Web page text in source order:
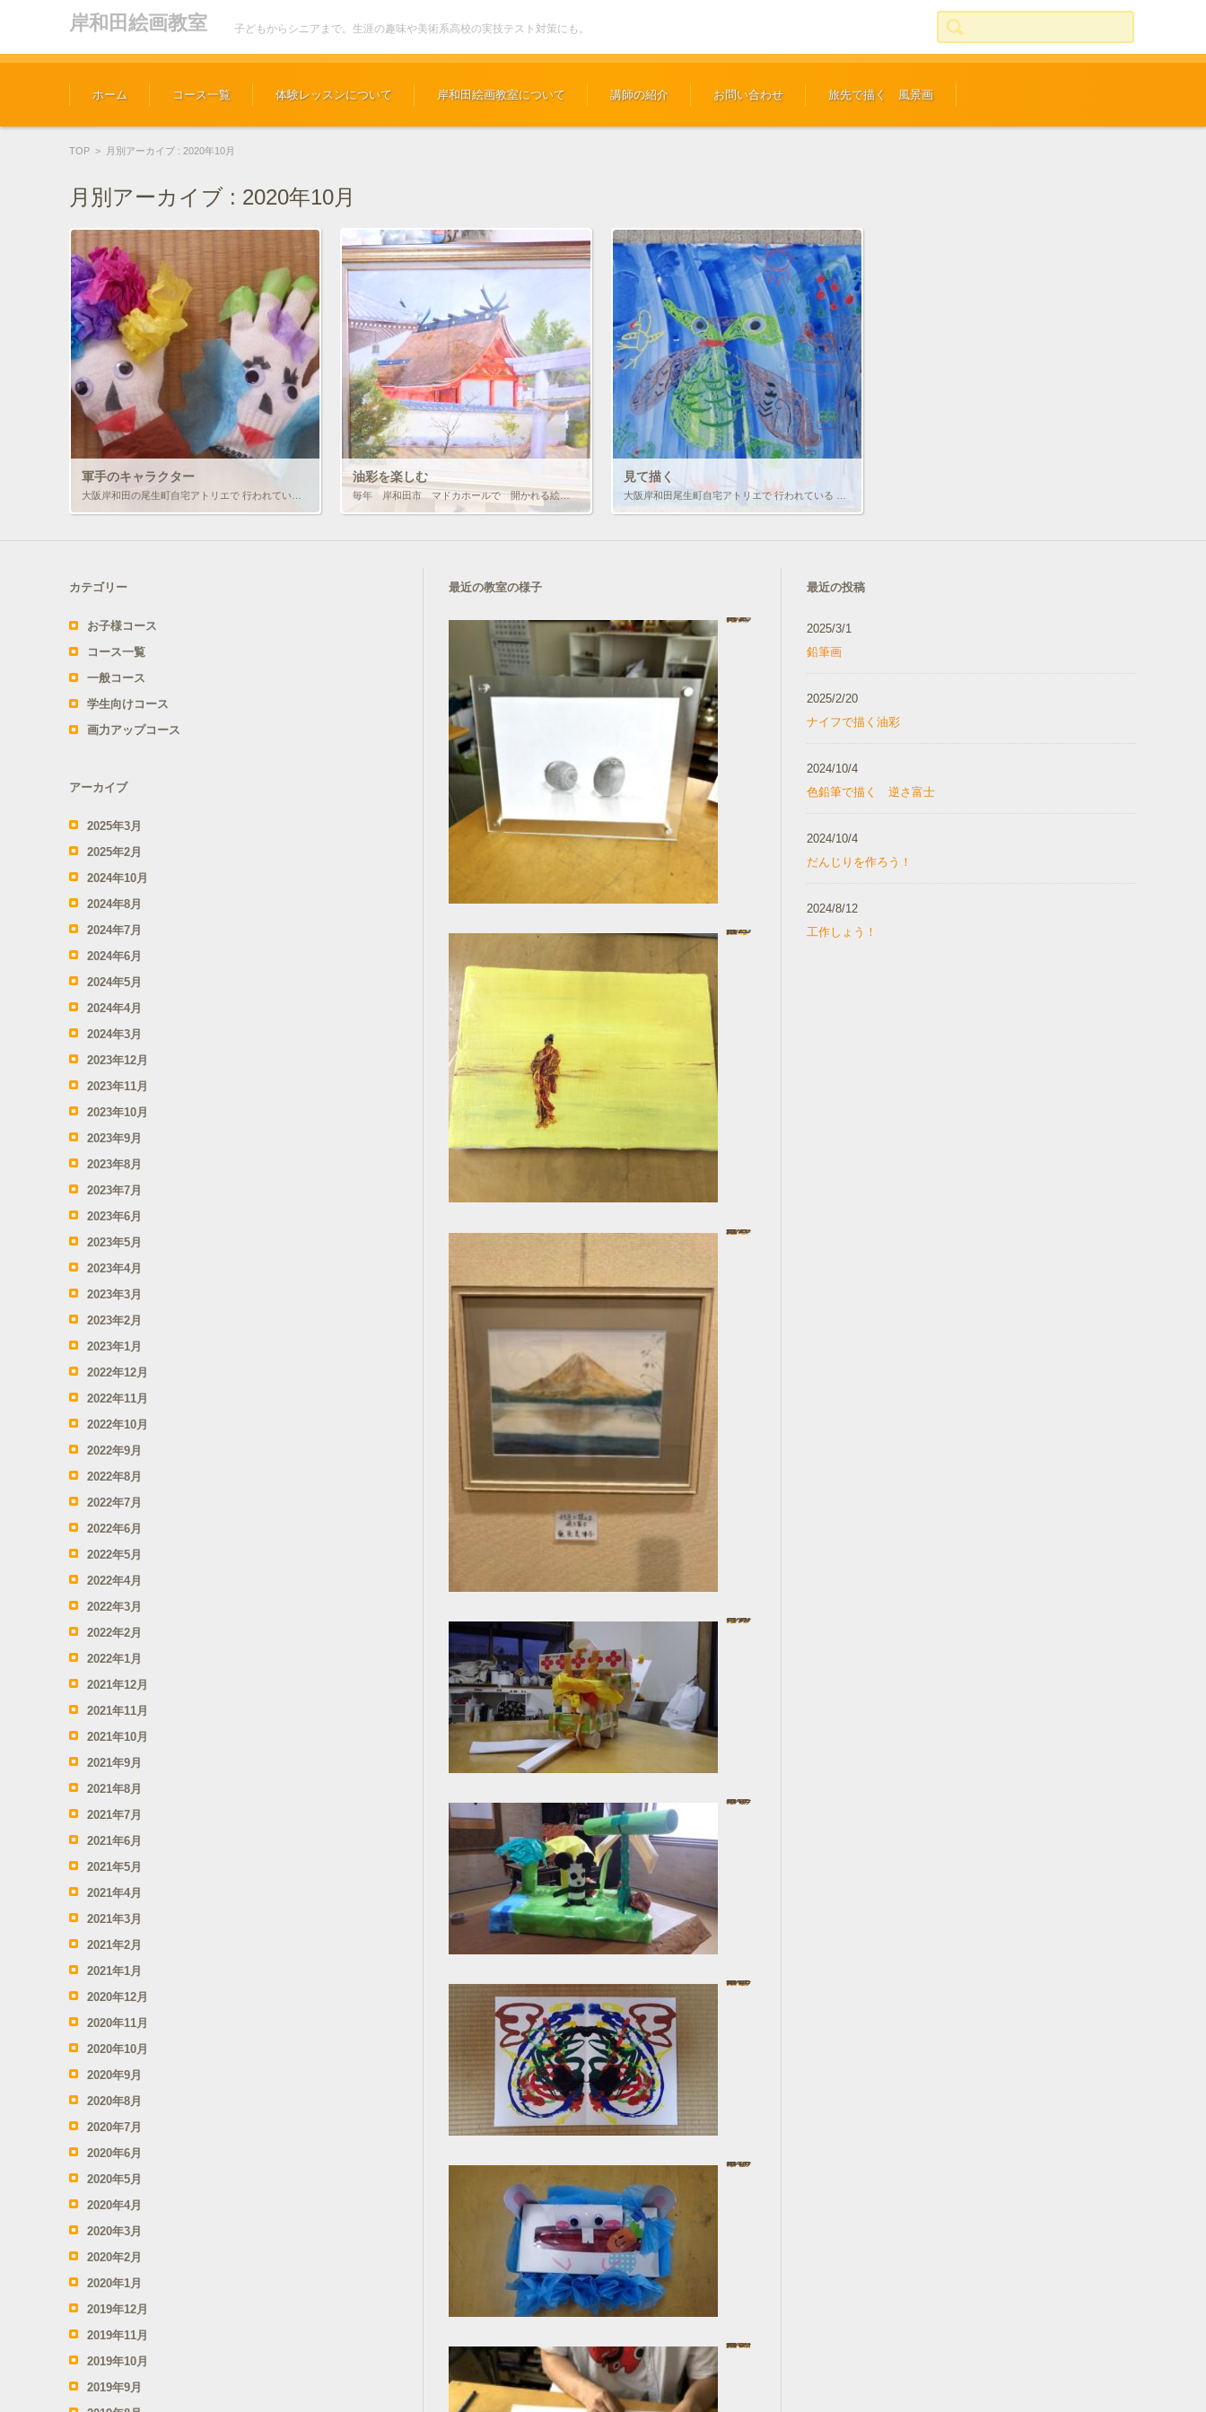
岸和田絵画教室 子どもからシニアまで。生涯の趣味や美術系高校の実技テスト対策にも。
検索:
コンテンツに移動
ホーム コース一覧 体験レッスンについて 岸和田絵画教室について 講師の紹介 お問い合わせ 旅先で描く 風景画
TOP > 月別アーカイブ : 2020年10月
月別アーカイブ : 2020年10月
軍手のキャラクター 油彩を楽しむ
毎年 岸和田市 マドカホールで 開かれる絵画展 イズミアート展 に 参加させて頂く事になりました。 四つの教室が 日頃の成果を 発表する展覧会で F8号 から F１００号までの 大作まで展示され 見ごたえのある展覧会とな […]
見て描く
カテゴリー
お子様コース
コース一覧
一般コース
学生向けコース
画力アップコース
アーカイブ
2025年3月
2025年2月
2024年10月
2024年8月
2024年7月
2024年6月
2024年5月
2024年4月
2024年3月
2023年12月
2023年11月
2023年10月
2023年9月
2023年8月
2023年7月
2023年6月
2023年5月
2023年4月
2023年3月
2023年2月
2023年1月
2022年12月
2022年11月
2022年10月
2022年9月
2022年8月
2022年7月
2022年6月
2022年5月
2022年4月
2022年3月
2022年2月
2022年1月
2021年12月
2021年11月
2021年10月
2021年9月
2021年8月
2021年7月
2021年6月
2021年5月
2021年4月
2021年3月
2021年2月
2021年1月
2020年12月
2020年11月
2020年10月
2020年9月
2020年8月
2020年7月
2020年6月
2020年5月
2020年4月
2020年3月
2020年2月
2020年1月
2019年12月
2019年11月
2019年10月
2019年9月
最近の教室の様子
鉛筆画
In コース一覧
2025年3月1日
ナイフで描く油彩
In 一般コース
2025年2月20日
色鉛筆で描く 逆さ富士
In 一般コース
2024年10月4日
だんじりを作ろう！
In コース一覧
2024年10月4日
工作しょう！
In お子様コース
2024年8月12日
デカㇽコマニーから自由に描こ…
In お子様コース
2024年8月12日
工作しよう！
In お子様コース
2024年7月26日
漫画の為の 人体デッサン
In 画力アップコース
2024年6月28日
最近の投稿
2025/3/1
鉛筆画
2025/2/20
ナイフで描く油彩
2024/10/4
色鉛筆で描く 逆さ富士
2024/10/4
だんじりを作ろう！
2024/8/12
工作しょう！